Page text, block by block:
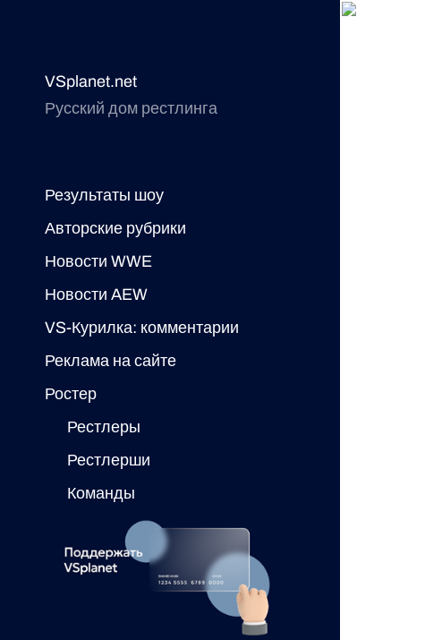
VSplanet.net
Русский дом рестлинга
Результаты шоу
Авторские рубрики
Новости WWE
Новости AEW
VS-Курилка: комментарии
Реклама на сайте
Ростер
Рестлеры
Рестлерши
Команды